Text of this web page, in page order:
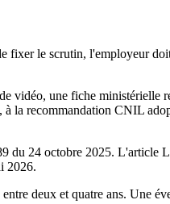
fixer le scrutin, l'employeur
vidéo, une fiche ministérielle
la recommandation CNIL
du 24 octobre 2025. L'article
2026.
deux et quatre ans. Une